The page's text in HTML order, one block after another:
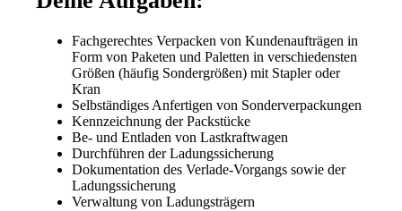
Fachgerechtes Verpacken von Kundenaufträgen in
Form von Paketen und Paletten in verschiedensten
Größen (häufig Sondergrößen) mit Stapler oder
Kran
Selbständiges Anfertigen von Sonderverpackungen
Kennzeichnung der Packstücke
Be- und Entladen von Lastkraftwagen
Durchführen der Ladungssicherung
Dokumentation des Verlade-Vorgangs sowie der
Ladungssicherung
Verwaltung von Ladungsträgern